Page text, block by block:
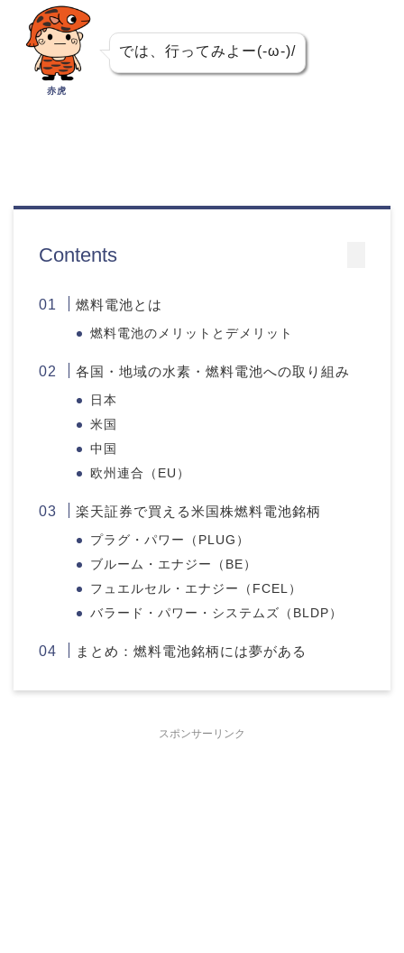
赤虎
では、行ってみよー(-ω-)/
Contents
燃料電池とは
燃料電池のメリットとデメリット
各国・地域の水素・燃料電池への取り組み
日本
米国
中国
欧州連合（EU）
楽天証券で買える米国株燃料電池銘柄
プラグ・パワー（PLUG）
ブルーム・エナジー（BE）
フュエルセル・エナジー（FCEL）
バラード・パワー・システムズ（BLDP）
まとめ：燃料電池銘柄には夢がある
スポンサーリンク